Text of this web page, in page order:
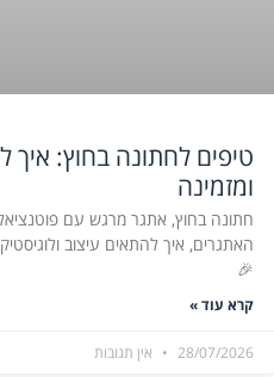
טיפים לחתונה בחוץ: איך
ומזמינה
חתונה בחוץ, אתגר מרגש עם
האתגרים, איך להתאים עיצוב
🎉
קרא עוד »
28/07/2026 אין תגובות